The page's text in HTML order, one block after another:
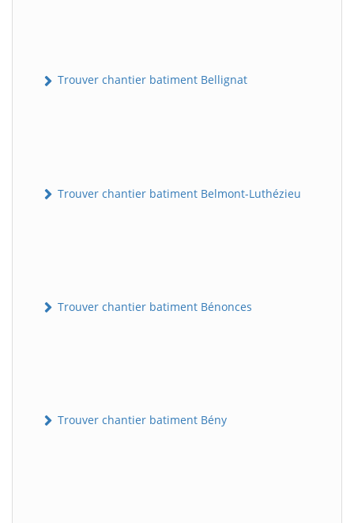
Trouver chantier batiment Bellignat
Trouver chantier batiment Belmont-Luthézieu
Trouver chantier batiment Bénonces
Trouver chantier batiment Bény